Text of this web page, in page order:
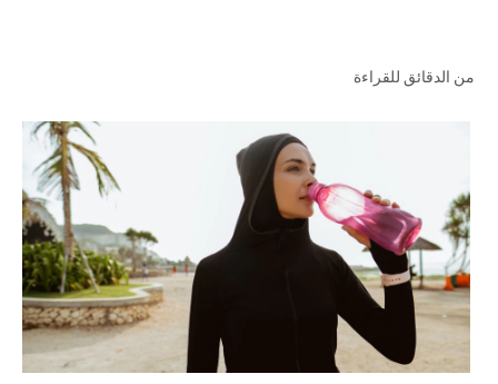
الولايات المتحدة (الإنجليزية)
من الدقائق للقراءة